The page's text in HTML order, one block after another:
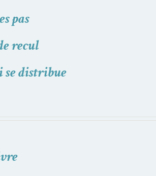
pas
recul
se distribue